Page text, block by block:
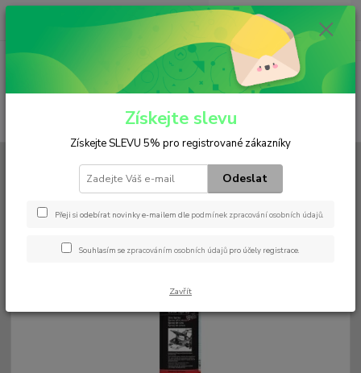
(Po-Pá, 6:30-15 hod.)
ks
0 Kč
Zinkový sprej (99% čistého zinku)
Získejte slevu
Získejte SLEVU 5% pro registrované zákazníky
Odeslat
Přeji si odebírat novinky e-mailem dle podmínek zpracování osobních údajů.
Souhlasím se zpracováním osobních údajů pro účely registrace.
Zavřít